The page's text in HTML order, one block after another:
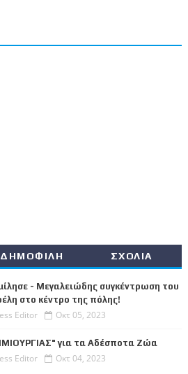
ΔΗΜΟΦΙΛΗ ΣΧΟΛΙΑ
- Μεγαλειώδης συγκέντρωση του
στο κέντρο της πόλης!
Editor Οκτ 05, 2023
για τα Αδέσποτα Ζώα
Editor Οκτ 04, 2023